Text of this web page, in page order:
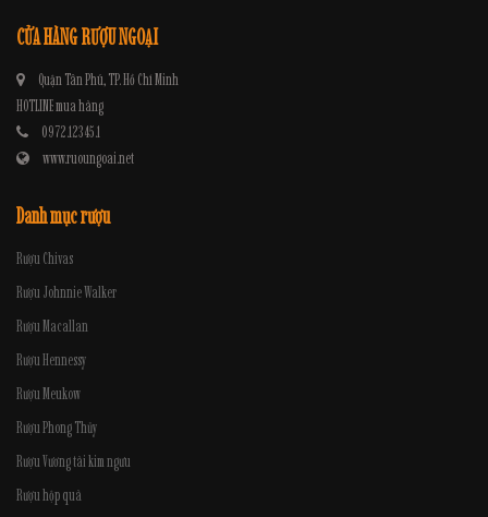
CỬA HÀNG RƯỢU NGOẠI
Quận Tân Phú, TP. Hồ Chí Minh
HOTLINE mua hàng
0972.12345.1
www.ruoungoai.net
Danh mục rượu
Rượu Chivas
Rượu Johnnie Walker
Rượu Macallan
Rượu Hennessy
Rượu Meukow
Rượu Phong Thủy
Rượu Vương tài kim ngưu
Rượu hộp quà